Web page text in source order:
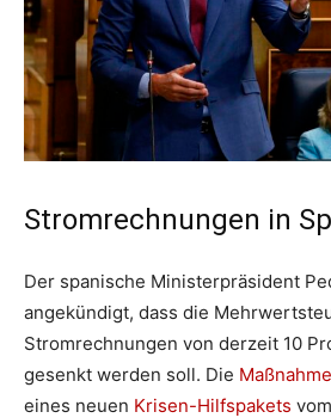
Stromrechnungen in
Der spanische Ministerpräsident
angekündigt, dass die
Stromrechnungen von derzeit 10
gesenkt werden soll. Die Maßnahme
eines neuen Krisen-Hilfspakets